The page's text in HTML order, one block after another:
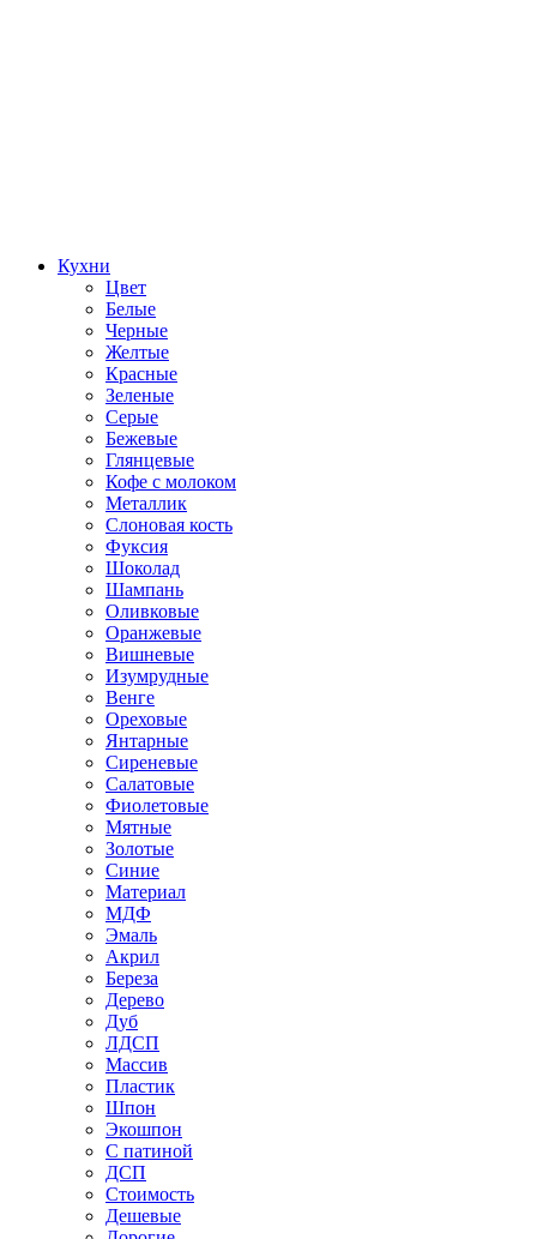
Кухни
Цвет
Белые
Черные
Желтые
Красные
Зеленые
Серые
Бежевые
Глянцевые
Кофе с молоком
Металлик
Слоновая кость
Фуксия
Шоколад
Шампань
Оливковые
Оранжевые
Вишневые
Изумрудные
Венге
Ореховые
Янтарные
Сиреневые
Салатовые
Фиолетовые
Мятные
Золотые
Синие
Материал
МДФ
Эмаль
Акрил
Береза
Дерево
Дуб
ЛДСП
Массив
Пластик
Шпон
Экошпон
С патиной
ДСП
Стоимость
Дешевые